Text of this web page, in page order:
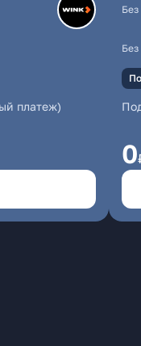
платеж)
0